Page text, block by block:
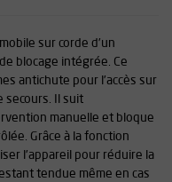
sur corde d’un
blocage intégrée. Ce
antichute pour l’accès sur
secours. Il suit
manuelle et bloque
Grâce à la fonction
l’appareil pour réduire la
tendue même en cas